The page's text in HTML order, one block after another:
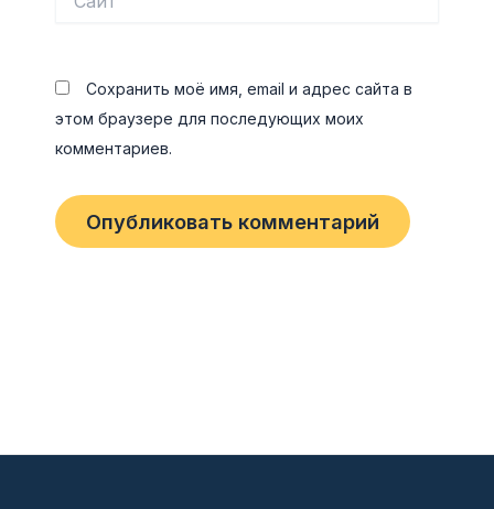
Сохранить моё имя, email и адрес сайта в
этом браузере для последующих моих
комментариев.